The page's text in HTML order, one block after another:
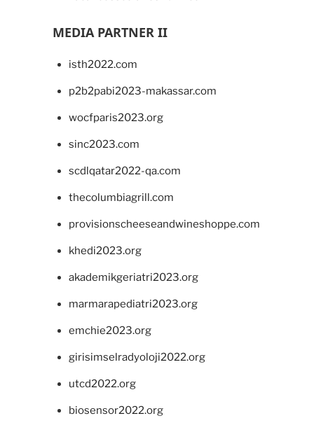
MEDIA PARTNER II
isth2022.com
p2b2pabi2023-makassar.com
wocfparis2023.org
sinc2023.com
scdlqatar2022-qa.com
thecolumbiagrill.com
provisionscheeseandwineshoppe.com
khedi2023.org
akademikgeriatri2023.org
marmarapediatri2023.org
emchie2023.org
girisimselradyoloji2022.org
utcd2022.org
biosensor2022.org